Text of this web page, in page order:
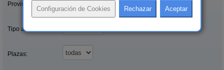
Provincias/Islas:
Tipo alquiler:
Plazas: